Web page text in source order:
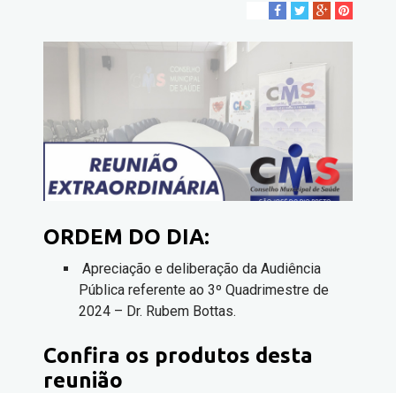
ORDEM DO DIA:
Apreciação e deliberação da Audiência
Pública referente ao 3º Quadrimestre de
2024 – Dr. Rubem Bottas.
Confira os produtos desta
reunião